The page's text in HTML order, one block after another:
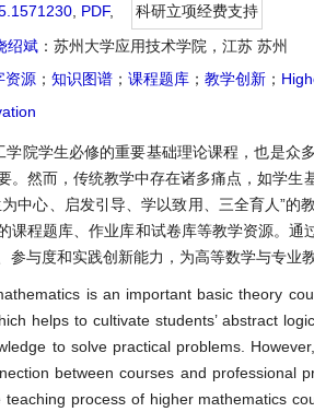
PDF,
科研立项经费支持
绍斌 ：苏州大学应用技术学院，江苏 苏州
资源 ； 知识图谱 ； 课程题库 ； 教学创新 ；
学院学生必修的重要基础理论课程，也是众
。然而，传统教学中存在诸多痛点，如学
中心、启发引导、学以致用、三全育人”
课程题库、作业库和试卷库等教学资源。
参与度和实践创新能力，为高等数学与专业
is an important basic theory
helps to cultivate students’ abstract
to solve practical problems.
between courses and professional
teaching process of higher mathematics